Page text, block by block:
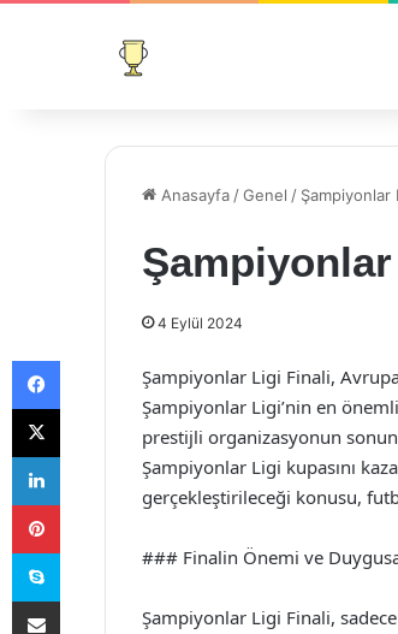
Anasayfa /Genel / Şampiyonlar
4 Eylül 2024
Şampiyonlar Ligi Finali,
Şampiyonlar Ligi’nin en önemli
prestijli organizasyonun
Şampiyonlar Ligi kupasını
gerçekleştirileceği konusu,
### Finalin Önemi ve
Şampiyonlar Ligi Finali,
Facebook
X
LinkedIn
Pinterest
Skype
E-Posta ile paylaş